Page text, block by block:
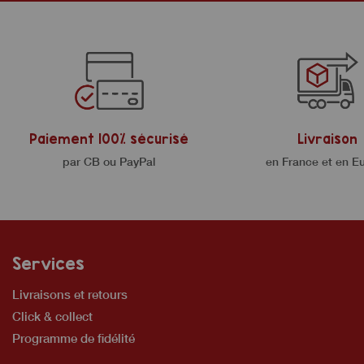
Paiement 100% sécurisé
par CB ou PayPal
Livraison
en France et en
Services
Livraisons et retours
Click & collect
Programme de fidélité